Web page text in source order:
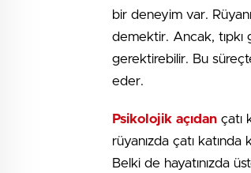
bir deneyim var.
demektir. Ancak, tıpkı
gerektirebilir. Bu
eder.
Psikolojik açıdan çatı
rüyanızda çatı
Belki de hayatınızda